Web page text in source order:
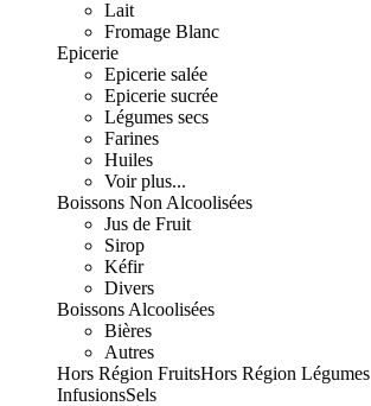
Lait
Fromage Blanc
Epicerie
Epicerie salée
Epicerie sucrée
Légumes secs
Farines
Huiles
Voir plus...
Boissons Non Alcoolisées
Jus de Fruit
Sirop
Kéfir
Divers
Boissons Alcoolisées
Bières
Autres
Hors Région FruitsHors Région Légumes
InfusionsSels